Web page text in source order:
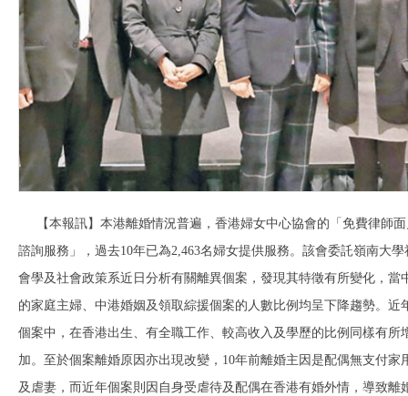
【本報訊】本港離婚情況普遍，香港婦女中心協會的「免費律師面
諮詢服務」，過去10年已為2,463名婦女提供服務。該會委託嶺南大學
會學及社會政策系近日分析有關離異個案，發現其特徵有所變化，當
的家庭主婦、中港婚姻及領取綜援個案的人數比例均呈下降趨勢。近
個案中，在香港出生、有全職工作、較高收入及學歷的比例同樣有所
加。至於個案離婚原因亦出現改變，10年前離婚主因是配偶無支付家
及虐妻，而近年個案則因自身受虐待及配偶在香港有婚外情，導致離